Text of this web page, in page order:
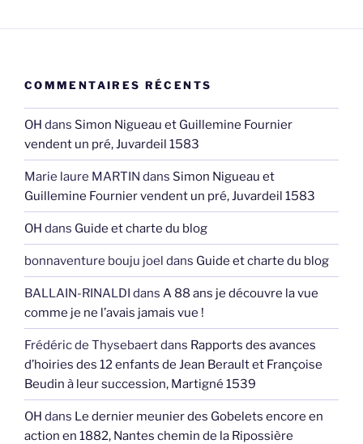
COMMENTAIRES RÉCENTS
OH dans Simon Nigueau et Guillemine Fournier
vendent un pré, Juvardeil 1583
Marie laure MARTIN dans Simon Nigueau et
Guillemine Fournier vendent un pré, Juvardeil 1583
OH dans Guide et charte du blog
bonnaventure bouju joel dans Guide et charte du blog
BALLAIN-RINALDI dans A 88 ans je découvre la vue
comme je ne l’avais jamais vue !
Frédéric de Thysebaertdans Rapports des avances
d’hoiries des 12 enfants de Jean Berault et Françoise
Beudin à leur succession, Martigné 1539
OH dans Le dernier meunier des Gobelets encore en
action en 1882, Nantes chemin de la Ripossière